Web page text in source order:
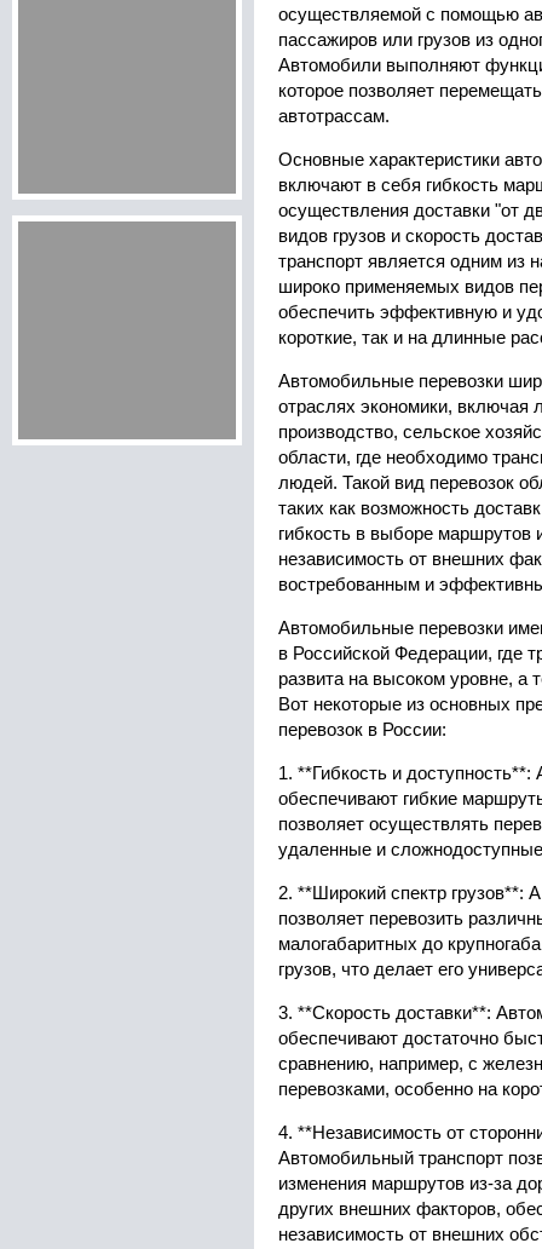
осуществляемой с помощью
пассажиров или грузов из
Автомобили выполняют
которое позволяет
автотрассам.
Основные характеристики
включают в себя гибкость
осуществления доставки "от
видов грузов и скорость
транспорт является одним из
широко применяемых видов
обеспечить эффективную и
короткие, так и на длинные
Автомобильные перевозки
отраслях экономики, включая
производство, сельское
области, где необходимо
людей. Такой вид перевозок
таких как возможность
гибкость в выборе маршрутов
независимость от внешних
востребованным и
Автомобильные перевозки
в Российской Федерации, где
развита на высоком уровне, а
Вот некоторые из основных
перевозок в России:
1. **Гибкость и
обеспечивают гибкие
позволяет осуществлять
удаленные и
2. **Широкий спектр грузов**:
позволяет перевозить
малогабаритных до
грузов, что делает его
3. **Скорость доставки**:
обеспечивают достаточно
сравнению, например, с
перевозками, особенно на
4. **Независимость от
Автомобильный транспорт
изменения маршрутов из-за
других внешних факторов,
независимость от внешних